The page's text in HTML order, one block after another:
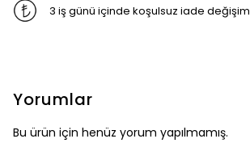
3 iş günü içinde koşulsuz iade değişim
Yorumlar
Bu ürün için henüz yorum yapılmamış.